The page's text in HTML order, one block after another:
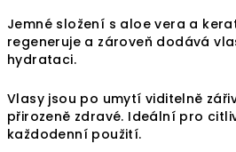
Jemné složení s aloe vera a
regeneruje a zároveň dodává
hydrataci.
Vlasy jsou po umytí viditelně
přirozeně zdravé. Ideální pro
každodenní použití.